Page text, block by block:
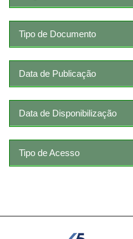
Tipo de Documento
Data de Publicação
Data de Disponibilização
Tipo de Acesso